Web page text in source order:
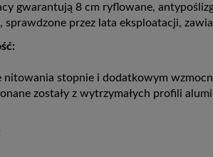
gwarantują 8 cm ryflowane,
sprawdzone przez lata eksploatacji,
nitowania stopnie i dodatkowym
zostały z wytrzymałych profili